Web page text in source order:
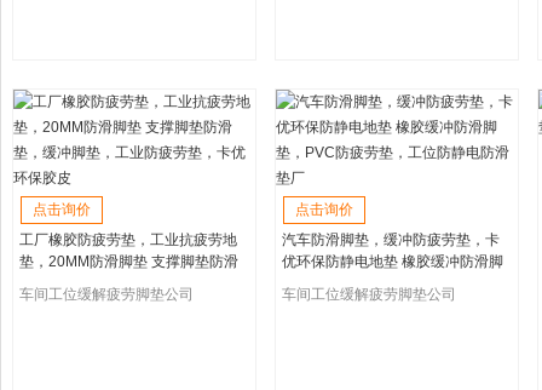
点击询价
工厂橡胶防疲劳垫，工业抗疲劳地
垫，20MM防滑脚垫 支撑脚垫防滑
垫，缓冲脚垫，工业防疲劳垫，卡
优环保胶皮
车间工位缓解疲劳脚垫公司
点击询价
汽车防滑脚垫，缓冲防疲劳垫，卡
优环保防静电地垫 橡胶缓冲防滑脚
垫，PVC防疲劳垫，工位防静电防
滑垫厂
车间工位缓解疲劳脚垫公司